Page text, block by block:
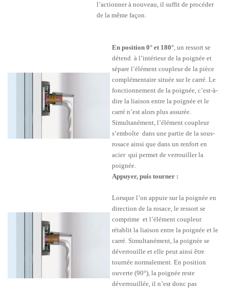
l’actionner à nouveau, il suffit de procéder
de la même façon.
En position 0° et 180°, un ressort se
détend à l’intérieur de la poignée et
sépare l’élément coupleur de la pièce
complémentaire située sur le carré. Le
fonctionnement de la poignée, c’est-à-
dire la liaison entre la poignée et le
carré n’est alors plus assurée.
Simultanément, l’élément coupleur
s’emboîte dans une partie de la sous-
rosace ainsi que dans un renfort en
acier qui permet de verrouiller la
poignée.
Appuyer, puis tourner :
Lorsque l’on appuie sur la poignée en
direction de la rosace, le ressort se
comprime et l’élément coupleur
rétablit la liaison entre la poignée et le
carré. Simultanément, la poignée se
déverrouille et elle peut ainsi être
tournée normalement. En position
ouverte (90°), la poignée reste
déverrouillée, il n’est donc pas